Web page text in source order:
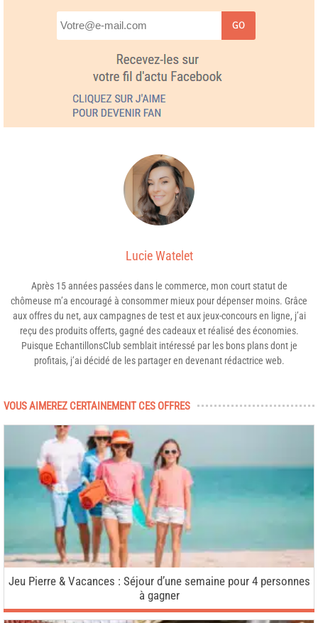
GO
Lucie Watelet
Après 15 années passées dans le commerce, mon court statut de
chômeuse m’a encouragé à consommer mieux pour dépenser moins. Grâce
aux offres du net, aux campagnes de test et aux jeux-concours en ligne, j’ai
reçu des produits offerts, gagné des cadeaux et réalisé des économies.
Puisque EchantillonsClub semblait intéressé par les bons plans dont je
profitais, j’ai décidé de les partager en devenant rédactrice web.
VOUS AIMEREZ CERTAINEMENT CES OFFRES
Jeu Pierre & Vacances : Séjour d’une semaine pour 4 personnes
à gagner